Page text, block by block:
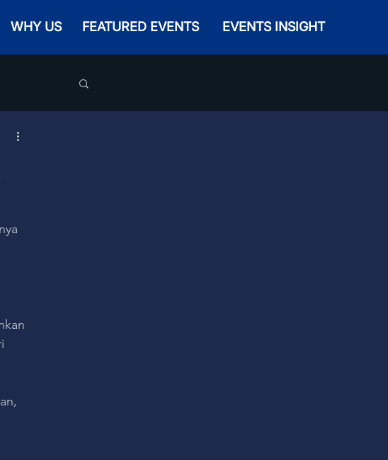
WHY US FEATURED EVENTS EVENTS INSIGHT